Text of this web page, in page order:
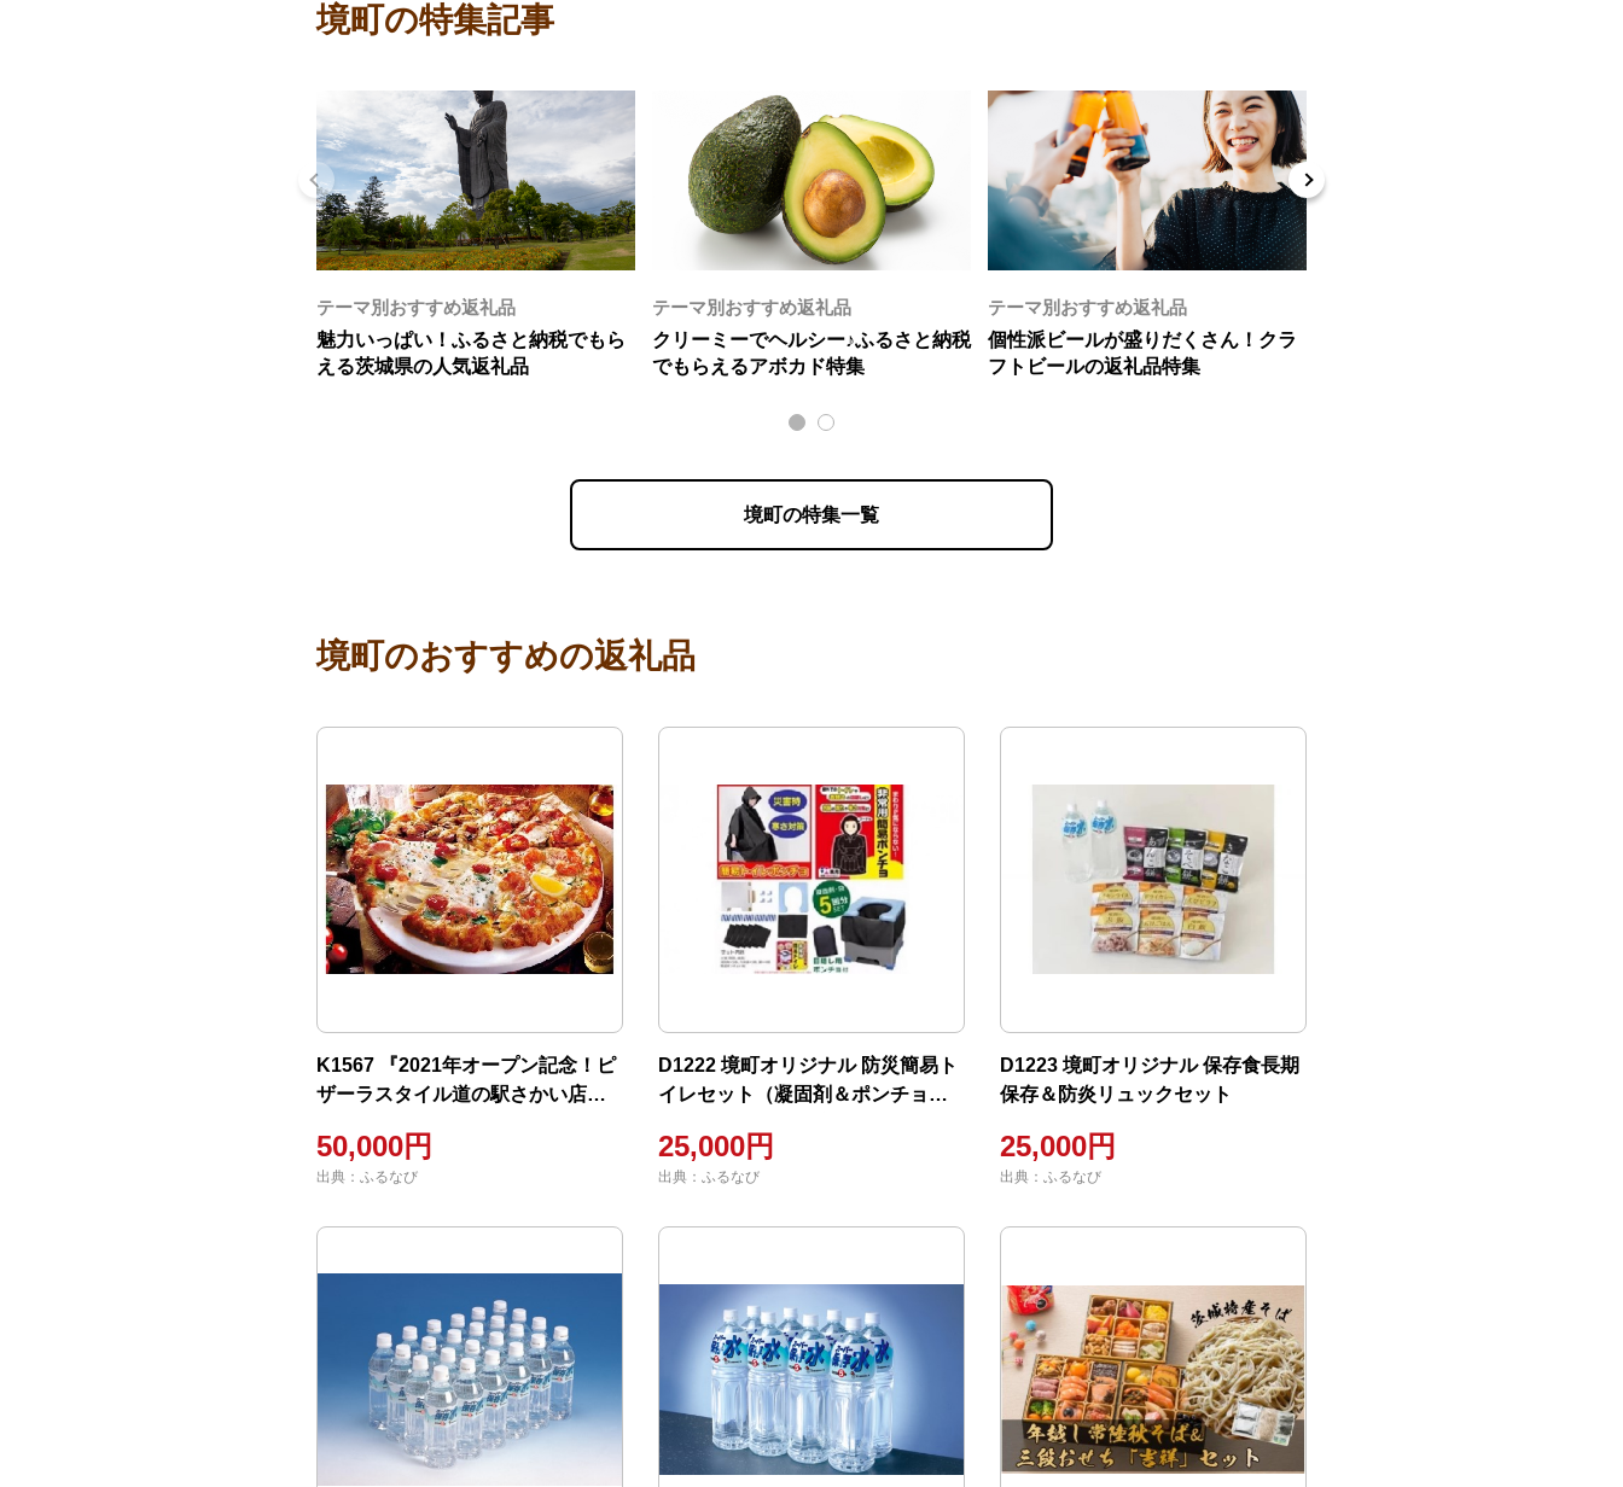
境町の特集記事
テーマ別おすすめ返礼品
魅力いっぱい！ふるさと納税でもら
える茨城県の人気返礼品
テーマ別おすすめ返礼品
クリーミーでヘルシー♪ふるさと納税
でもらえるアボカド特集
テーマ別おすすめ返礼品
個性派ビールが盛りだくさん！クラ
フトビールの返礼品特集
境町の特集一覧
境町のおすすめの返礼品
K1567 『2021年オープン記念！ピ
ザーラスタイル道の駅さかい店』
(15,000円相当)
50,000円
出典：ふるなび
D1222 境町オリジナル 防災簡易ト
イレセット（凝固剤＆ポンチョセ
き）
25,000円
出典：ふるなび
D1223 境町オリジナル 保存食長期
保存＆防炎リュックセット
25,000円
出典：ふるなび